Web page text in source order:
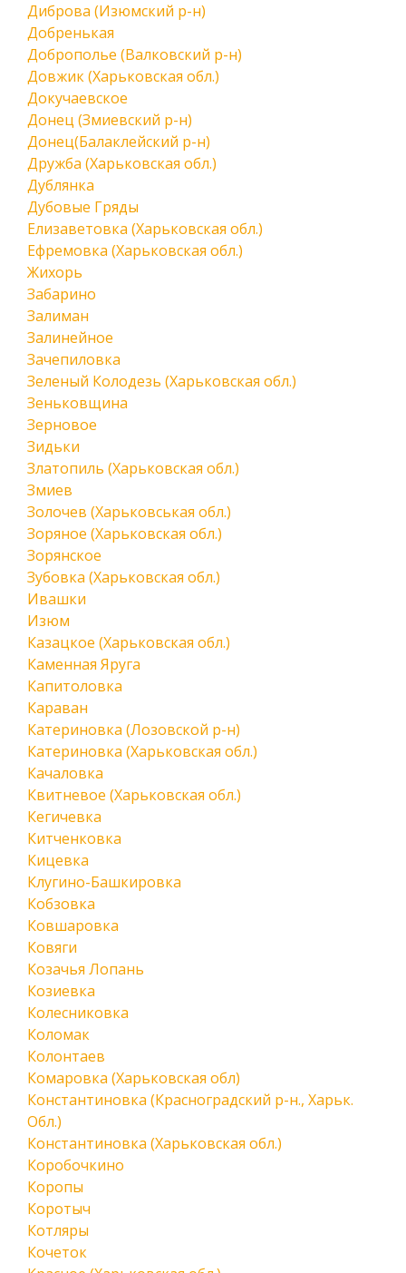
Диброва (Изюмский р-н)
Добренькая
Доброполье (Валковский р-н)
Довжик (Харьковская обл.)
Докучаевское
Донец (Змиевский р-н)
Донец(Балаклейский р-н)
Дружба (Харьковская обл.)
Дублянка
Дубовые Гряды
Елизаветовка (Харьковская обл.)
Ефремовка (Харьковская обл.)
Жихорь
Забарино
Залиман
Залинейное
Зачепиловка
Зеленый Колодезь (Харьковская обл.)
Зеньковщина
Зерновое
Зидьки
Златопиль (Харьковская обл.)
Змиев
Золочев (Харьковськая обл.)
Зоряное (Харьковская обл.)
Зорянское
Зубовка (Харьковская обл.)
Ивашки
Изюм
Казацкое (Харьковская обл.)
Каменная Яруга
Капитоловка
Караван
Катериновка (Лозовской р-н)
Катериновка (Харьковская обл.)
Качаловка
Квитневое (Харьковская обл.)
Кегичевка
Китченковка
Кицевка
Клугино-Башкировка
Кобзовка
Ковшаровка
Ковяги
Козачья Лопань
Козиевка
Колесниковка
Коломак
Колонтаев
Комаровка (Харьковская обл)
Константиновка (Красноградский р-н., Харьк.
Обл.)
Константиновка (Харьковская обл.)
Коробочкино
Коропы
Коротыч
Котляры
Кочеток